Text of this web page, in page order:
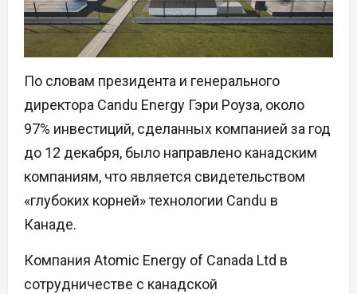
По словам президента и генерального
директора Candu Energy Гэри Роуза, около
97% инвестиций, сделанных компанией за год
до 12 декабря, было направлено канадским
компаниям, что является свидетельством
«глубоких корней» технологии Candu в
Канаде.
Компания Atomic Energy of Canada Ltd в
сотрудничестве с канадской